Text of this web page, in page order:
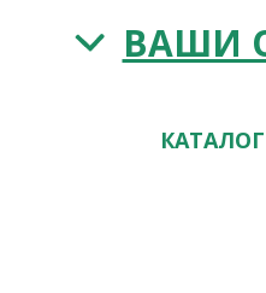
ВАШИ